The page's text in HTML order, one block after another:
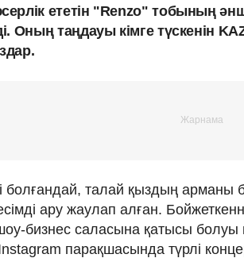
ететін "Renzo" тобының
Оның таңдауы кімге түскенін
болғандай, талай қыздың арманы
ару жаулап алған.
бизнес саласына қатысы болуы
парақшасында түрлі